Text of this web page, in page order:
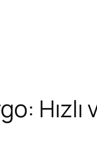
Hızlı